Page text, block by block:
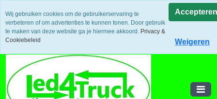
Uw voordeel: Gratis verzending vanaf €300,- in europa / 14
dagen bedenktijd en retouneren / Veilige betalingen /
Bestelling volgen via track and trace
Winkelwagen
Wij gebruiken cookies om de gebruikerservaring te
verbeteren of om advertenties te kunnen tonen. Door gebruik
te maken van deze website ga je hiermee akkoord. Privacy &
Cookiebeleid
Accepteren
Weigeren